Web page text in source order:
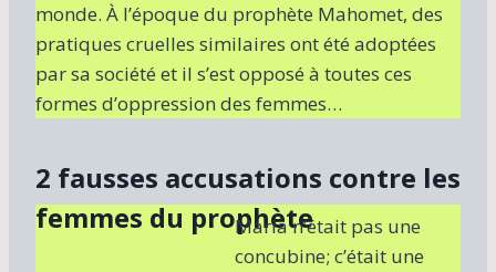
monde. À l’époque du prophète Mahomet, des
pratiques cruelles similaires ont été adoptées
par sa société et il s’est opposé à toutes ces
formes d’oppression des femmes…
2 fausses accusations contre les
femmes du prophèteMaria n’était pas une
concubine; c’était une